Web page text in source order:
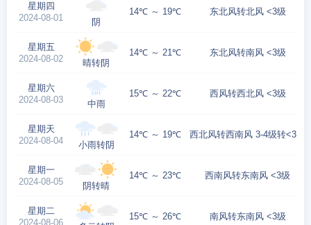
星期四
2024-08-01
阴
14℃ ～ 19℃ 东北风转北风 <3级
星期五
2024-08-02
晴转阴
14℃ ～ 21℃ 东北风转南风 <3级
星期六
2024-08-03
中雨
15℃ ～ 22℃ 西风转西北风 <3级
星期天
2024-08-04
小雨转阴
14℃ ～ 19℃ 西北风转西南风 3-4级转<3级
星期一
2024-08-05
阴转晴
14℃ ～ 23℃ 西南风转东南风 <3级
星期二
2024-08-06
15℃ ～ 26℃ 南风转东南风 <3级